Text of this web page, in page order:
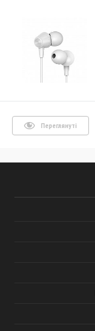
Переглянуті